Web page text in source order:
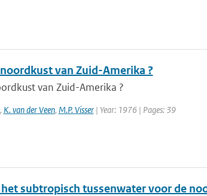
van Zuid-Amerika ?
van Zuid-Amerika ?
, K. van der Veen, M.P. Visser| Year: 1976 | Pages: 39
subtropisch tussenwater voor de